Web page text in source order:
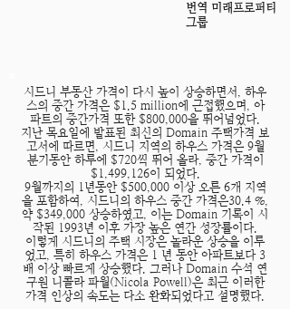
번역 미래프로퍼티
그룹
시드니 부동산 가격이 다시 높이 상승하면서, 하우
스의 중간 가격은 $1.5 million에 근접했으며, 아
파트의 중간가격 또한 $800,000을 뛰어넘었다.
지난 목요일에 발표된 최신의 Domain 주택가격 보
고서에 따르면, 시드니 지역의 하우스 가격은 9월
분기동안 하루에 $720씩 뛰어 올라, 중간 가격이
$1,499,126이 되었다.
9월까지의 1년동안 $500,000 이상 오른 6개 지역
을 포함하여, 시드니의 하우스 중간 가격은30.4 %,
약 $349,000 상승하였고, 이는 Domain 기록이 시
작된 1993년 이후 가장 높은 연간 성장률이다.
이렇게 시드니의 주택 시장은 놀라운 상승을 이루
었고, 특히 하우스 가격은 1 년 동안 아파트보다 3
배 이상 빠르게 상승했다. 그러나 Domain 수석 연
구원 니콜라 파월(Nicola Powell)은 최근 이러한
가격 인상의 속도는 다소 완화되었다고 설명했다.